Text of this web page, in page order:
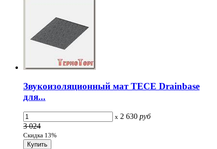
Звукоизоляционный мат TECE Drainbase
для...
x 2 630 руб
3 024
Скидка 13%